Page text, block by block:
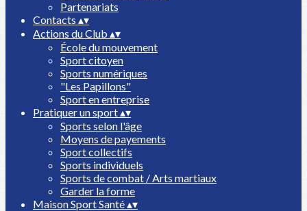
Partenariats
Contacts ▴▾
Actions du Club ▴▾
École du mouvement
Sport citoyen
Sports numériques
"Les Papillons"
Sport en entreprise
Pratiquer un sport▴▾
Sports selon l'âge
Moyens de payements
Sport collectifs
Sports individuels
Sports de combat / Arts martiaux
Garder la forme
Maison Sport Santé▴▾